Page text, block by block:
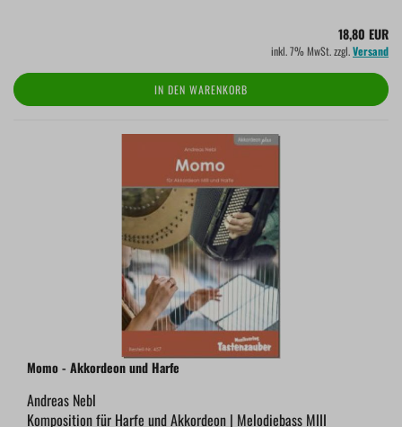
18,80 EUR
inkl. 7% MwSt. zzgl.Versand
IN DEN WARENKORB
Momo - Akkordeon und Harfe
Andreas Nebl
Komposition für Harfe und Akkordeon | Melodiebass MIII